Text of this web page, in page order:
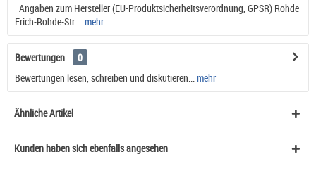
Angaben zum Hersteller (EU-Produktsicherheitsverordnung, GPSR) Rohde
Erich-Rohde-Str....
mehr
Bewertungen
0
Bewertungen lesen, schreiben und diskutieren...
mehr
Ähnliche Artikel
Kunden haben sich ebenfalls angesehen